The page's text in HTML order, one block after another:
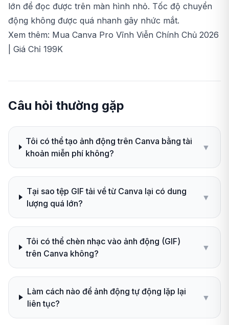
lớn để đọc được trên màn hình nhỏ. Tốc độ chuyển
động không được quá nhanh gây nhức mắt.
Xem thêm: Mua Canva Pro Vĩnh Viễn Chính Chủ 2026
| Giá Chỉ 199K
Câu hỏi thường gặp
Tôi có thể tạo ảnh động trên Canva bằng tài
khoản miễn phí không?
▼
Tại sao tệp GIF tải về từ Canva lại có dung
lượng quá lớn?
▼
Tôi có thể chèn nhạc vào ảnh động (GIF)
trên Canva không?
▼
Làm cách nào để ảnh động tự động lặp lại
liên tục?
▼